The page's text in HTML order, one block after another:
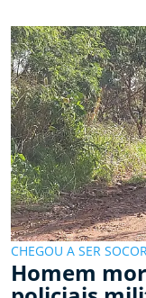
CHEGOU A SER
Homem